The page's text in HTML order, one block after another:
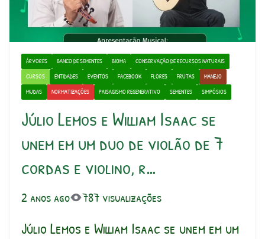
ÁRVORES BANCO DE SEMENTES BIOMA
CONSERVAÇÃO DE RECURSOS NATURAIS
CURSOS
ENTIDADES EVENTOS FACEBOOK FLORES FRUTAS
MANEJO
MUDAS
NORMATIZAÇÕES PAISAGISMO REGENERATIVO SEMENTES SIMPÓSIOS
Júlio Lemos e William Isaac se
unem em um duo de violão de 7
cordas e violino, r…
2 anos ago 787 visualizações
Júlio Lemos e William Isaac se unem em um